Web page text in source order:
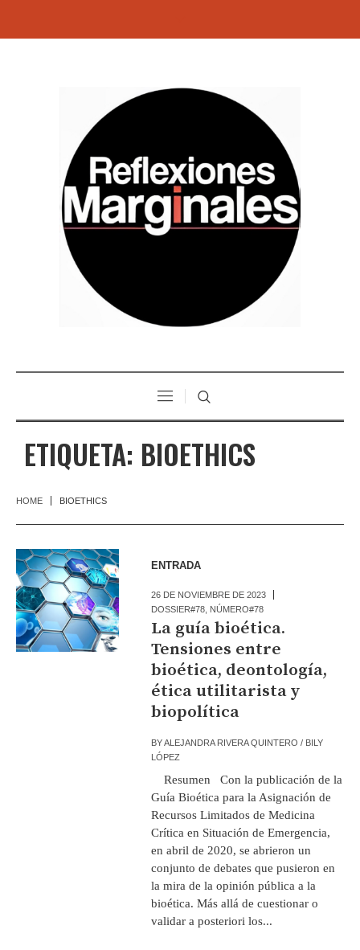
ETIQUETA: BIOETHICS
HOME BIOETHICS
ENTRADA
26 DE NOVIEMBRE DE 2023
DOSSIER#78 NÚMERO#78
La guía bioética.
Tensiones entre
bioética, deontología,
ética utilitarista y
biopolítica
BYALEJANDRA RIVERA QUINTERO / BILY
LÓPEZ
Resumen Con la publicación de la
Guía Bioética para la Asignación de
Recursos Limitados de Medicina
Crítica en Situación de Emergencia,
en abril de 2020, se abrieron un
conjunto de debates que pusieron en
la mira de la opinión pública a la
bioética. Más allá de cuestionar o
validar a posteriori los...